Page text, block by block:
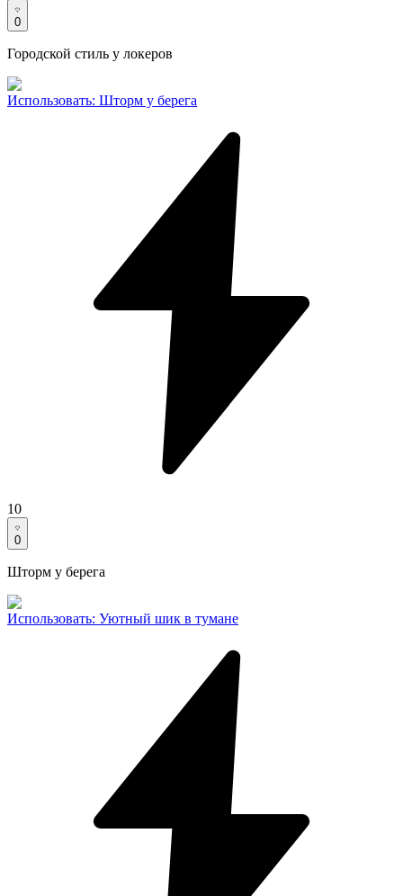
0
Городской стиль у локеров
Использовать: Шторм у берега
10
0
Шторм у берега
Использовать: Уютный шик в тумане